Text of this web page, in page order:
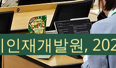
재개발원,